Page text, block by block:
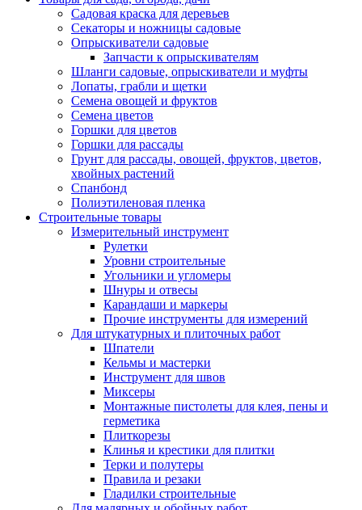
Садовая краска для деревьев
Секаторы и ножницы садовые
Опрыскиватели садовые
Запчасти к опрыскивателям
Шланги садовые, опрыскиватели и муфты
Лопаты, грабли и щетки
Семена овощей и фруктов
Семена цветов
Горшки для цветов
Горшки для рассады
Грунт для рассады, овощей, фруктов, цветов,
хвойных растений
Спанбонд
Полиэтиленовая пленка
Строительные товары
Измерительный инструмент
Рулетки
Уровни строительные
Угольники и угломеры
Шнуры и отвесы
Карандаши и маркеры
Прочие инструменты для измерений
Для штукатурных и плиточных работ
Шпатели
Кельмы и мастерки
Инструмент для швов
Миксеры
Монтажные пистолеты для клея, пены и
герметика
Плиткорезы
Клинья и крестики для плитки
Терки и полутеры
Правила и резаки
Гладилки строительные